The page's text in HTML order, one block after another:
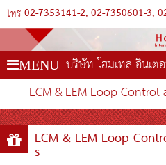
โทร 02-7353141-2 02-7350601-3
MENU บริษัท โฮมเทล อินเต
LCM & LEM Loop
LCM & LEM Loop
s